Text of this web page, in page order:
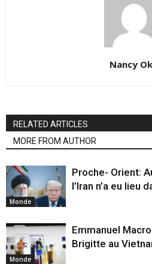
Nancy
RELATED ARTICLES
MORE FROM AUTHOR
Monde
Proche- Orient:
l’Iran n’a eu lieu
Monde
Emmanuel
Brigitte au